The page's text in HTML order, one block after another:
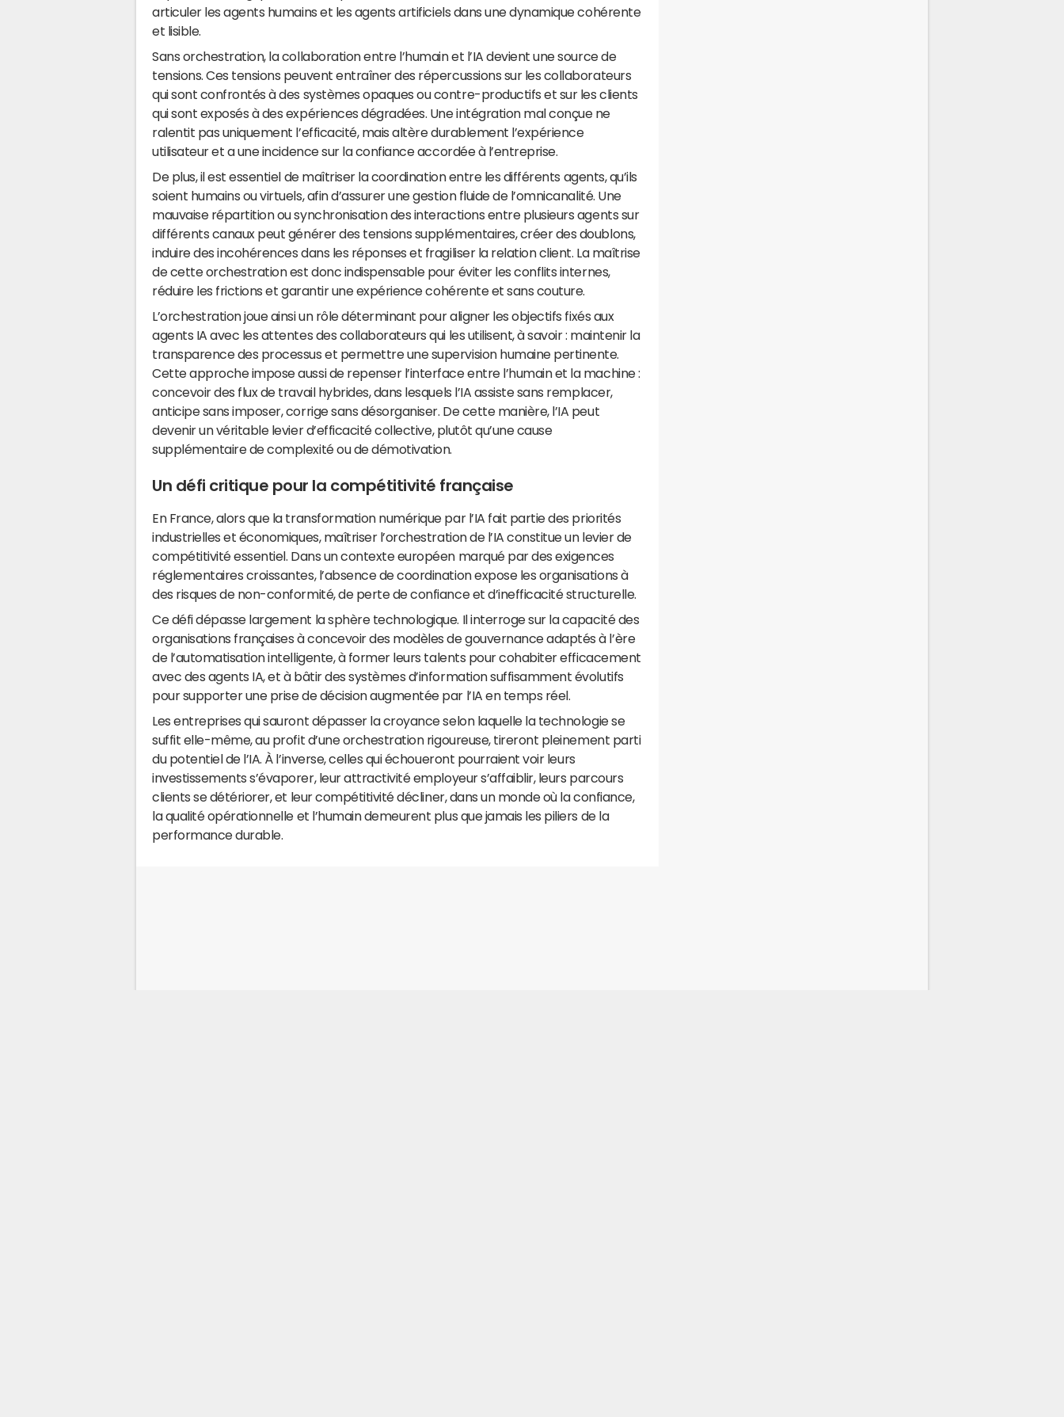
articuler les agents humains et les agents artificiels dans une dynamique cohérente
et lisible.
Sans orchestration, la collaboration entre l’humain et l’IA devient une source de
tensions. Ces tensions peuvent entraîner des répercussions sur les collaborateurs
qui sont confrontés à des systèmes opaques ou contre-productifs et sur les clients
qui sont exposés à des expériences dégradées. Une intégration mal conçue ne
ralentit pas uniquement l’efficacité, mais altère durablement l’expérience
utilisateur et a une incidence sur la confiance accordée à l’entreprise.
De plus, il est essentiel de maîtriser la coordination entre les différents agents, qu’ils
soient humains ou virtuels, afin d’assurer une gestion fluide de l’omnicanalité. Une
mauvaise répartition ou synchronisation des interactions entre plusieurs agents sur
différents canaux peut générer des tensions supplémentaires, créer des doublons,
induire des incohérences dans les réponses et fragiliser la relation client. La maîtrise
de cette orchestration est donc indispensable pour éviter les conflits internes,
réduire les frictions et garantir une expérience cohérente et sans couture.
L’orchestration joue ainsi un rôle déterminant pour aligner les objectifs fixés aux
agents IA avec les attentes des collaborateurs qui les utilisent, à savoir : maintenir la
transparence des processus et permettre une supervision humaine pertinente.
Cette approche impose aussi de repenser l’interface entre l’humain et la machine :
concevoir des flux de travail hybrides, dans lesquels l’IA assiste sans remplacer,
anticipe sans imposer, corrige sans désorganiser. De cette manière, l’IA peut
devenir un véritable levier d’efficacité collective, plutôt qu’une cause
supplémentaire de complexité ou de démotivation.
Un défi critique pour la compétitivité française
En France, alors que la transformation numérique par l’IA fait partie des priorités
industrielles et économiques, maîtriser l’orchestration de l’IA constitue un levier de
compétitivité essentiel. Dans un contexte européen marqué par des exigences
réglementaires croissantes, l’absence de coordination expose les organisations à
des risques de non-conformité, de perte de confiance et d’inefficacité structurelle.
Ce défi dépasse largement la sphère technologique. Il interroge sur la capacité des
organisations françaises à concevoir des modèles de gouvernance adaptés à l’ère
de l’automatisation intelligente, à former leurs talents pour cohabiter efficacement
avec des agents IA, et à bâtir des systèmes d’information suffisamment évolutifs
pour supporter une prise de décision augmentée par l’IA en temps réel.
Les entreprises qui sauront dépasser la croyance selon laquelle la technologie se
suffit elle-même, au profit d’une orchestration rigoureuse, tireront pleinement parti
du potentiel de l’IA. À l’inverse, celles qui échoueront pourraient voir leurs
investissements s’évaporer, leur attractivité employeur s’affaiblir, leurs parcours
clients se détériorer, et leur compétitivité décliner, dans un monde où la confiance,
la qualité opérationnelle et l’humain demeurent plus que jamais les piliers de la
performance durable.